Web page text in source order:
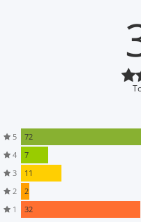
5
72
4
7
3
11
2
2
1
32